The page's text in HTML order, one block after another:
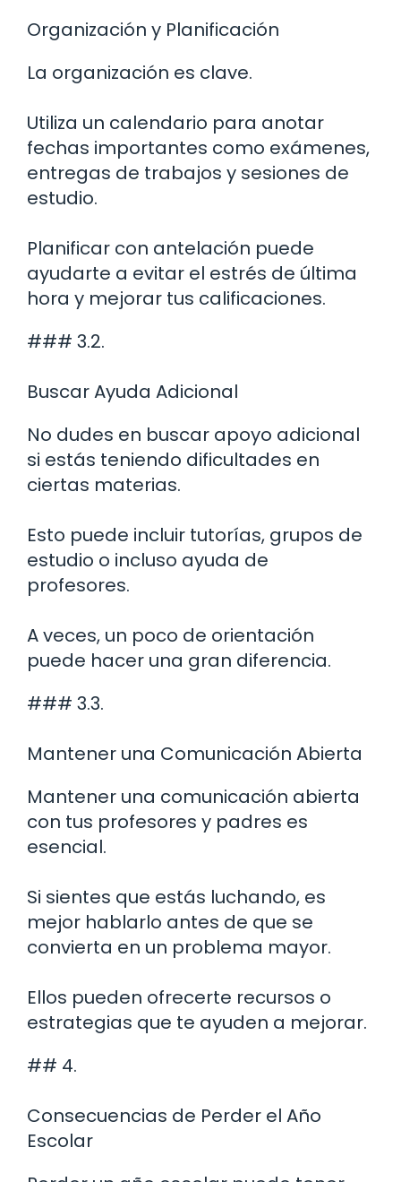
Organización y Planificación
La organización es clave.
Utiliza un calendario para anotar
fechas importantes como exámenes,
entregas de trabajos y sesiones de
estudio.
Planificar con antelación puede
ayudarte a evitar el estrés de última
hora y mejorar tus calificaciones.
### 3.2.
Buscar Ayuda Adicional
No dudes en buscar apoyo adicional
si estás teniendo dificultades en
ciertas materias.
Esto puede incluir tutorías, grupos de
estudio o incluso ayuda de
profesores.
A veces, un poco de orientación
puede hacer una gran diferencia.
### 3.3.
Mantener una Comunicación Abierta
Mantener una comunicación abierta
con tus profesores y padres es
esencial.
Si sientes que estás luchando, es
mejor hablarlo antes de que se
convierta en un problema mayor.
Ellos pueden ofrecerte recursos o
estrategias que te ayuden a mejorar.
## 4.
Consecuencias de Perder el Año
Escolar